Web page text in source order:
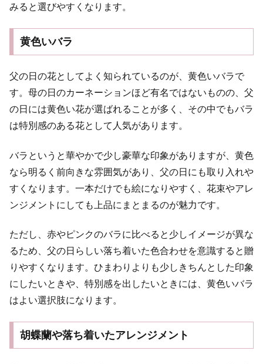
みると選びやすくなります。
黄色いバラ
父の日の花としてよく知られているのが、黄色いバラで
す。母の日のカーネーションほど有名ではないものの、父
の日には黄色い花が選ばれることが多く、その中でもバラ
は特別感のある花として人気があります。
バラというと華やかで少し豪華な印象がありますが、黄色
なら明るく前向きな雰囲気があり、父の日にも取り入れや
すくなります。一本だけでも絵になりやすく、花束やアレ
ンジメントにしても上品にまとまるのが魅力です。
ただし、赤やピンクのバラに比べると少しイメージが異な
るため、父の日らしい落ち着いた色合わせを意識すると贈
りやすくなります。ひまわりよりも少しきちんとした印象
にしたいときや、特別感を出したいときには、黄色いバラ
はよい選択肢になります。
胡蝶蘭や落ち着いたアレンジメント